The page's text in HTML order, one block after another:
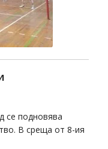
се подновява
В среща от 8-ия